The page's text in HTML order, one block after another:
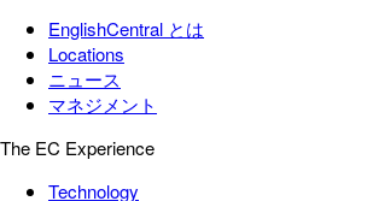
EnglishCentral とは
Locations
ニュース
マネジメント
The EC Experience
Technology